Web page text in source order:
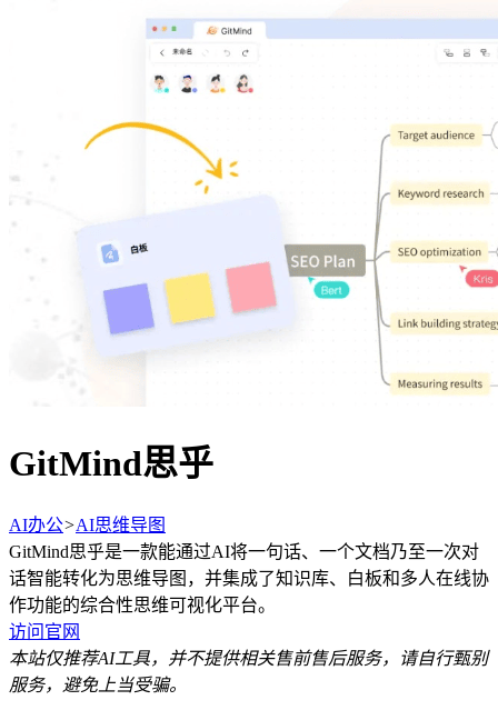
GitMind思乎
AI办公>AI思维导图
GitMind思乎是一款能通过AI将一句话、一个文档乃至一次对
话智能转化为思维导图，并集成了知识库、白板和多人在线协
作功能的综合性思维可视化平台。
访问官网
本站仅推荐AI工具，并不提供相关售前售后服务，请自行甄别
服务，避免上当受骗。